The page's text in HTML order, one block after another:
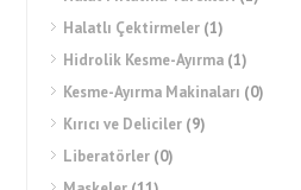
Halatlı Çektirmeler (1)
Hidrolik Kesme-Ayırma (1)
Kesme-Ayırma Makinaları (0)
Kırıcı ve Deliciler (9)
Liberatörler (0)